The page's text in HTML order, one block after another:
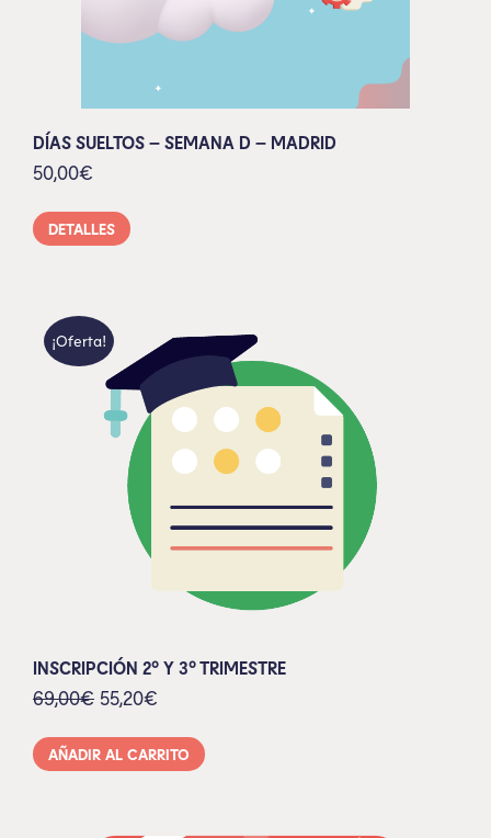
DÍAS SUELTOS – SEMANA D – MADRID
50,00€
DETALLES
¡Oferta!
INSCRIPCIÓN 2º Y 3º TRIMESTRE
69,00€ 55,20€
AÑADIR AL CARRITO